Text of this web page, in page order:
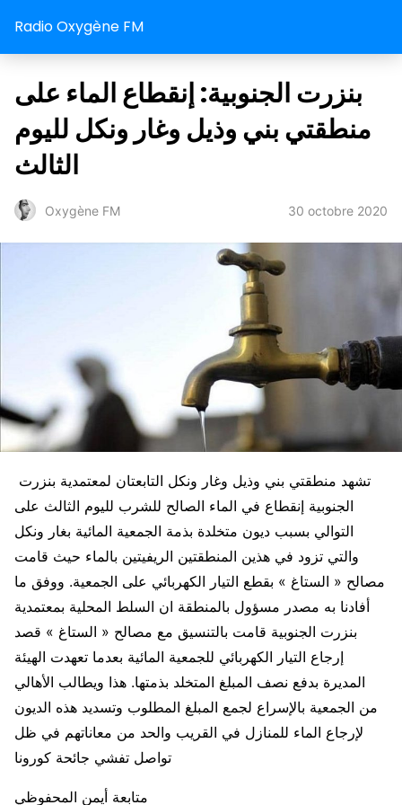
Radio Oxygène FM
بنزرت الجنوبية: إنقطاع الماء على
منطقتي بني وذيل وغار ونكل لليوم
الثالث
Oxygène FM 30 octobre 2020
الجنوبية إنقطاع في الماء الصالح للشرب لليوم الثالث على
التوالي بسبب ديون متخلدة بذمة الجمعية المائية بغار ونكل
والتي تزود في هذين المنطقتين الريفيتين بالماء حيث قامت
مصالح « الستاغ » بقطع التيار الكهربائي على الجمعية. ووفق ما
أفادنا به مصدر مسؤول بالمنطقة ان السلط المحلية بمعتمدية
بنزرت الجنوبية قامت بالتنسيق مع مصالح « الستاغ » قصد
إرجاع التيار الكهربائي للجمعية المائية بعدما تعهدت الهيئة
المديرة بدفع نصف المبلغ المتخلد بذمتها. هذا ويطالب الأهالي
من الجمعية بالإسراع لجمع المبلغ المطلوب وتسديد هذه الديون
لإرجاع الماء للمنازل في القريب والحد من معاناتهم في ظل
تواصل تفشي جائحة كورونا
متابعة أيمن المحفوظي